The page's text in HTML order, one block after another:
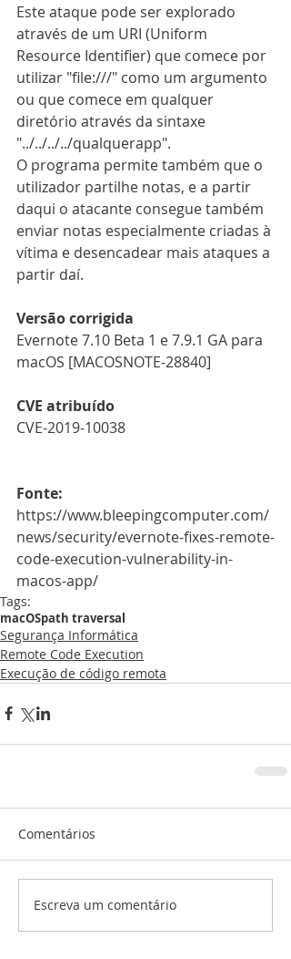
Este ataque pode ser explorado
através de um URI (Uniform
Resource Identifier) que comece por
utilizar "file:///" como um argumento
ou que comece em qualquer
diretório através da sintaxe
"../../../../qualquerapp".
O programa permite também que o
utilizador partilhe notas, e a partir
daqui o atacante consegue também
enviar notas especialmente criadas à
vítima e desencadear mais ataques a
partir daí.
Versão corrigida
Evernote 7.10 Beta 1 e 7.9.1 GA para
macOS [MACOSNOTE-28840]
CVE atribuído
CVE-2019-10038
Fonte:
https://www.bleepingcomputer.com/
news/security/evernote-fixes-remote-
code-execution-vulnerability-in-
macos-app/
Tags:
macOSpath traversal
Segurança Informática
Remote Code Execution
Execução de código remota
Comentários
Escreva um comentário